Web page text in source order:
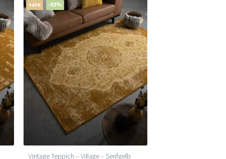
sale -33%
Vintage Teppich – Village – Senfgelb